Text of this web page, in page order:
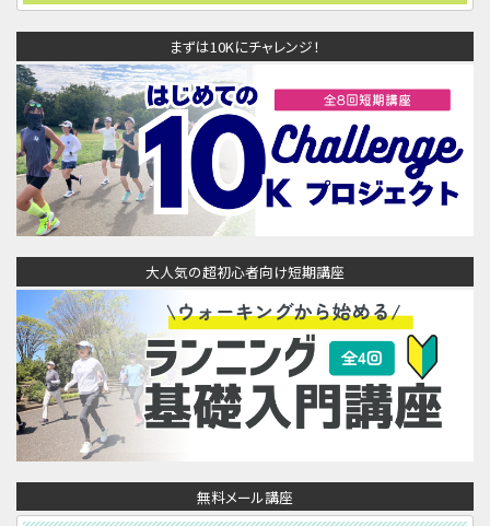
まずは10Kにチャレンジ！
大人気の超初心者向け短期講座
無料メール講座